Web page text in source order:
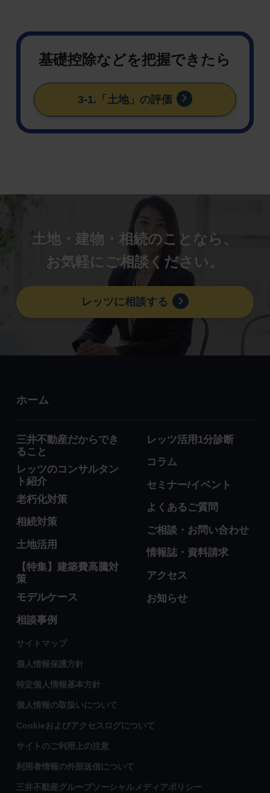
基礎控除などを把握できたら
3-1.「土地」の評価
土地・建物・相続のことなら、
お気軽にご相談ください。
レッツに相談する
ホーム
三井不動産だからでき
ること
レッツのコンサルタン
ト紹介
老朽化対策
相続対策
土地活用
【特集】建築費高騰対
策
モデルケース
相談事例
レッツ活用1分診断
コラム
セミナー/イベント
よくあるご質問
ご相談・お問い合わせ
情報誌・資料請求
アクセス
お知らせ
サイトマップ
個人情報保護方針
特定個人情報基本方針
個人情報の取扱いについて
Cookieおよびアクセスログについて
サイトのご利用上の注意
利用者情報の外部送信について
三井不動産グループソーシャルメディアポリシー